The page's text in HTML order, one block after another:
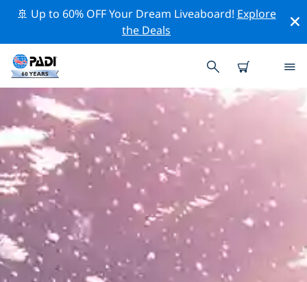
🚢 Up to 60% OFF Your Dream Liveaboard! Explore
the Deals